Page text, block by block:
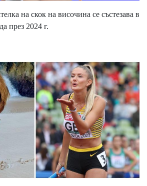
на скок на височина се състезава в
през 2024 г.